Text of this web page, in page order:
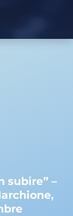
subire” –